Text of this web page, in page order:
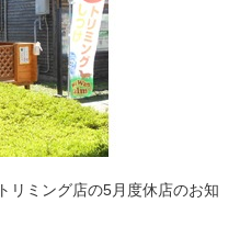
リミング店の5月度休店のお知